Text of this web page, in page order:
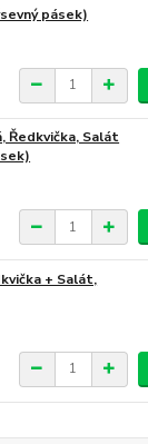
pásek)
Ředkvička, Salát
+ Salát,